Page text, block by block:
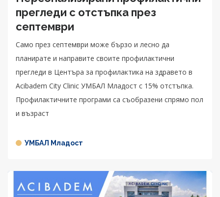
прегледи с отстъпка през
септември
Само през септември може бързо и лесно да
планирате и направите своите профилактични
прегледи в Центъра за профилактика на здравето в
Acibаdem City Clinic УМБАЛ Младост с 15% отстъпка.
Профилактичните програми са съобразени спрямо пол
и възраст
УМБАЛ Младост